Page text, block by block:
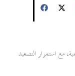
مع استمرار التصعيد